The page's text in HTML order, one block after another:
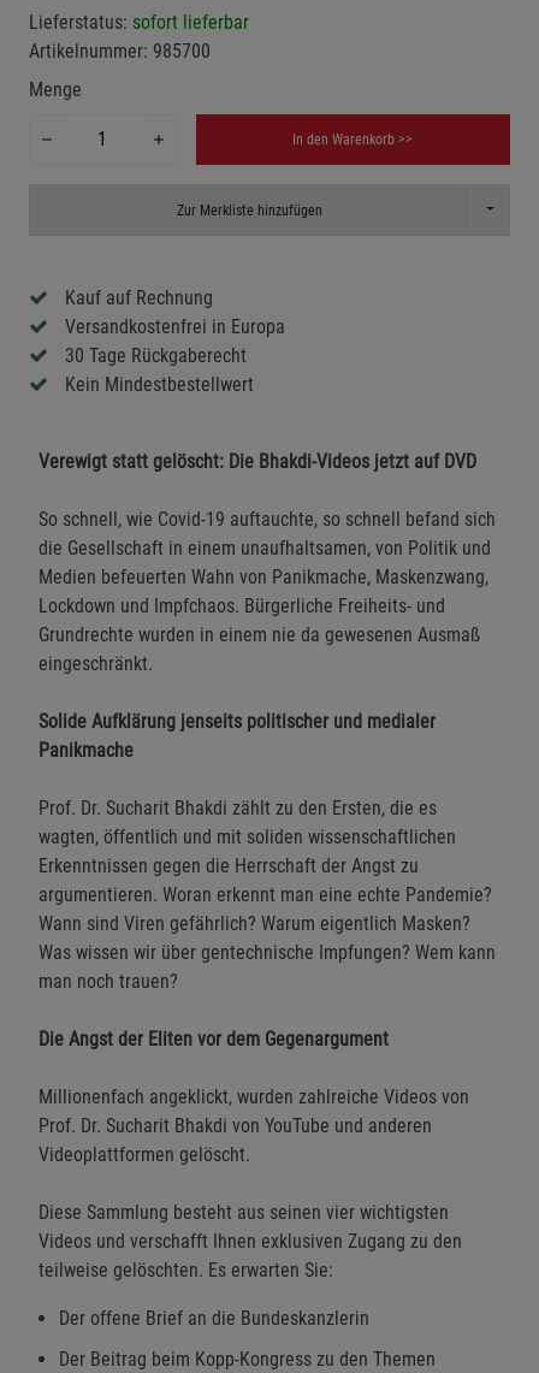
Lieferstatus: sofort lieferbar
Artikelnummer: 985700
Menge
In den Warenkorb >>
Zur Merkliste hinzufügen Toggle
Kauf auf Rechnung
Versandkostenfrei in Europa
30 Tage Rückgaberecht
Kein Mindestbestellwert
Verewigt statt gelöscht: Die Bhakdi-Videos jetzt auf DVD
So schnell, wie Covid-19 auftauchte, so schnell befand sich
die Gesellschaft in einem unaufhaltsamen, von Politik und
Medien befeuerten Wahn von Panikmache, Maskenzwang,
Lockdown und Impfchaos. Bürgerliche Freiheits- und
Grundrechte wurden in einem nie da gewesenen Ausmaß
eingeschränkt.
Solide Aufklärung jenseits politischer und medialer
Panikmache
Prof. Dr. Sucharit Bhakdi zählt zu den Ersten, die es
wagten, öffentlich und mit soliden wissenschaftlichen
Erkenntnissen gegen die Herrschaft der Angst zu
argumentieren. Woran erkennt man eine echte Pandemie?
Wann sind Viren gefährlich? Warum eigentlich Masken?
Was wissen wir über gentechnische Impfungen? Wem kann
man noch trauen?
Die Angst der Eliten vor dem Gegenargument
Millionenfach angeklickt, wurden zahlreiche Videos von
Prof. Dr. Sucharit Bhakdi von YouTube und anderen
Videoplattformen gelöscht.
Diese Sammlung besteht aus seinen vier wichtigsten
Videos und verschafft Ihnen exklusiven Zugang zu den
teilweise gelöschten. Es erwarten Sie:
Der offene Brief an die Bundeskanzlerin
Der Beitrag beim Kopp-Kongress zu den Themen